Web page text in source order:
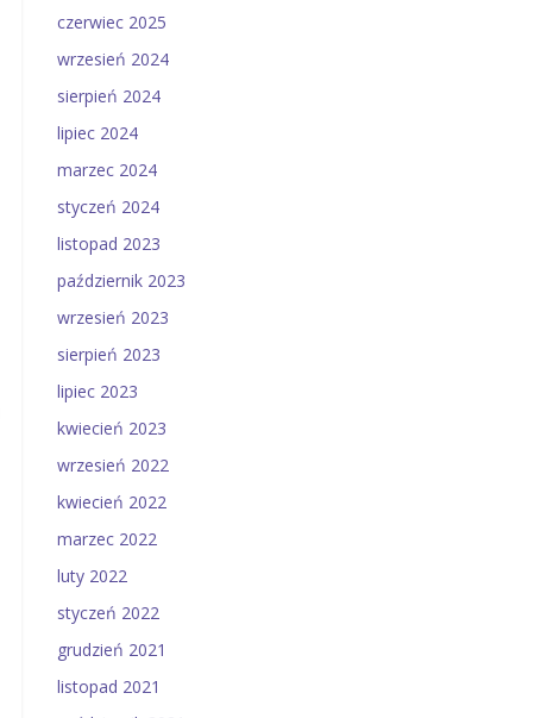
czerwiec 2025
wrzesień 2024
sierpień 2024
lipiec 2024
marzec 2024
styczeń 2024
listopad 2023
październik 2023
wrzesień 2023
sierpień 2023
lipiec 2023
kwiecień 2023
wrzesień 2022
kwiecień 2022
marzec 2022
luty 2022
styczeń 2022
grudzień 2021
listopad 2021